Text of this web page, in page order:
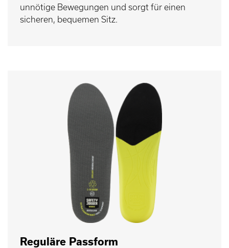
unnötige Bewegungen und sorgt für einen
sicheren, bequemen Sitz.
Reguläre Passform